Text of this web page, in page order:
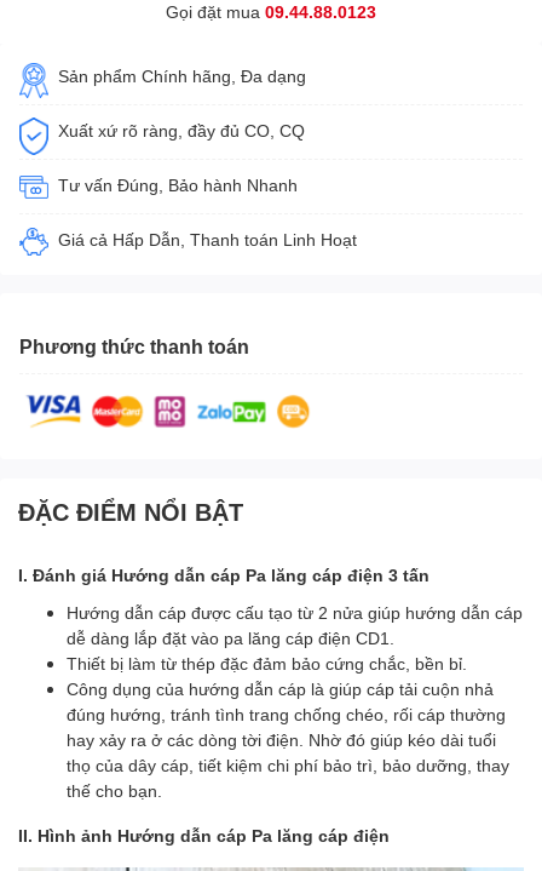
Gọi đặt mua 09.44.88.0123
Sản phẩm Chính hãng, Đa dạng
Xuất xứ rõ ràng, đầy đủ CO, CQ
Tư vấn Đúng, Bảo hành Nhanh
Giá cả Hấp Dẫn, Thanh toán Linh Hoạt
Phương thức thanh toán
ĐẶC ĐIỂM NỔI BẬT
I. Đánh giá Hướng dẫn cáp Pa lăng cáp điện 3 tấn
Hướng dẫn cáp được cấu tạo từ 2 nửa giúp hướng dẫn cáp
dễ dàng lắp đặt vào pa lăng cáp điện CD1.
Thiết bị làm từ thép đặc đảm bảo cứng chắc, bền bỉ.
Công dụng của hướng dẫn cáp là giúp cáp tải cuộn nhả
đúng hướng, tránh tình trang chống chéo, rối cáp thường
hay xảy ra ở các dòng tời điện. Nhờ đó giúp kéo dài tuổi
thọ của dây cáp, tiết kiệm chi phí bảo trì, bảo dưỡng, thay
thế cho bạn.
II. Hình ảnh Hướng dẫn cáp Pa lăng cáp điện